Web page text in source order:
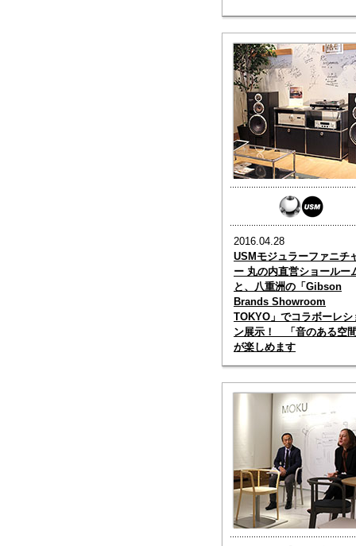
2016.04.28
USMモジュラーファニチ
ー 丸の内直営ショールー
と、八重洲の「Gibson
Brands Showroom
TOKYO」でコラボーレシ
ン展示！ 「音のある空
が楽しめます